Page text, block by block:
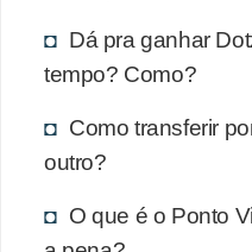
Dá pra ganhar
tempo? Como?
Como transferir
outro?
O que é o Ponto